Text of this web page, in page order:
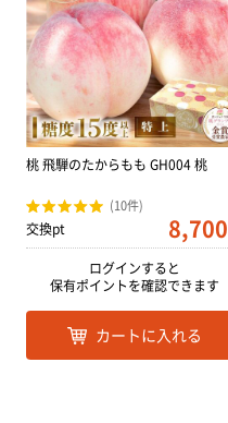
桃 飛騨のたからもも GH004 桃
(10件)
交換pt 8,700
ログインすると
保有ポイントを確認できます
カートに入れる